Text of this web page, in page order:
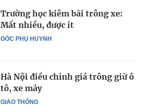
GÓC PHỤ HUYNH
Trường học kiêm bãi trông xe:
Mất nhiều, được ít
GIAO THÔNG
Hà Nội điều chỉnh giá trông giữ ô
tô, xe máy